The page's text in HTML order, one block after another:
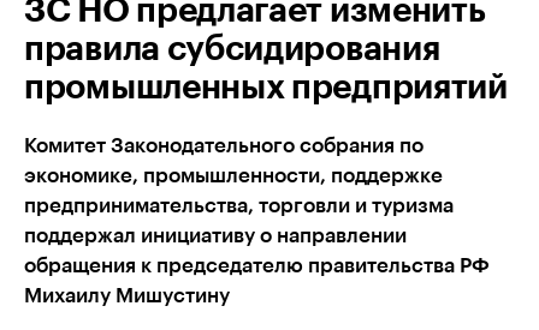
ЗС НО предлагает изменить
правила субсидирования
промышленных предприятий
Комитет Законодательного собрания по
экономике, промышленности, поддержке
предпринимательства, торговли и туризма
поддержал инициативу о направлении
обращения к председателю правительства РФ
Михаилу Мишустину